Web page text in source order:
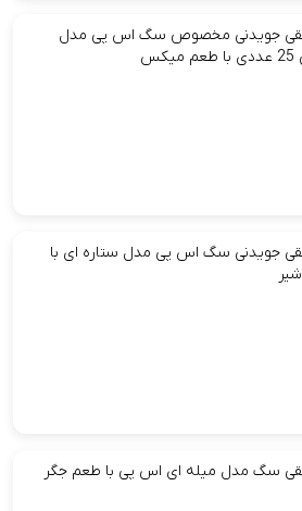
جویدنی مخصوص سگ اس پی مدل
جویدنی سگ اس پی مدل ستاره ای با
سگ مدل میله ای اس پی با طعم جگر